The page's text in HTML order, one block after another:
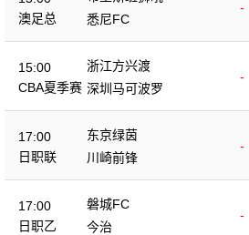
澳足总
-
悉尼FC
15:00
CBA夏季赛
浙江方兴渡
-
深圳马可波罗
17:00
日职联
东京绿茵
-
川崎前锋
17:00
日职乙
磐城FC
-
今治